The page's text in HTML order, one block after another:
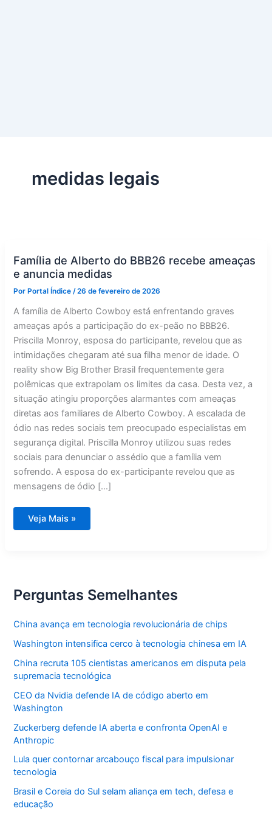
medidas legais
Família de Alberto do BBB26 recebe ameaças
e anuncia medidas
Por Portal Índice/26 de fevereiro de 2026
A família de Alberto Cowboy está enfrentando graves
ameaças após a participação do ex-peão no BBB26.
Priscilla Monroy, esposa do participante, revelou que as
intimidações chegaram até sua filha menor de idade. O
reality show Big Brother Brasil frequentemente gera
polêmicas que extrapolam os limites da casa. Desta vez, a
situação atingiu proporções alarmantes com ameaças
diretas aos familiares de Alberto Cowboy. A escalada de
ódio nas redes sociais tem preocupado especialistas em
segurança digital. Priscilla Monroy utilizou suas redes
sociais para denunciar o assédio que a família vem
sofrendo. A esposa do ex-participante revelou que as
mensagens de ódio […]
Família
de
medidas
Veja Mais »
Perguntas Semelhantes
China avança em tecnologia revolucionária de chips
Washington intensifica cerco à tecnologia chinesa em IA
China recruta 105 cientistas americanos em disputa pela
supremacia tecnológica
CEO da Nvidia defende IA de código aberto em
Washington
Zuckerberg defende IA aberta e confronta OpenAI e
Anthropic
Lula quer contornar arcabouço fiscal para impulsionar
tecnologia
Brasil e Coreia do Sul selam aliança em tech, defesa e
educação